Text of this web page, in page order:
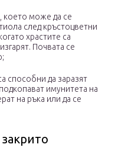
което може да се
след кръстоцветни
храстите са
Почвата се
способни да заразят
имунитета на
на ръка или да се